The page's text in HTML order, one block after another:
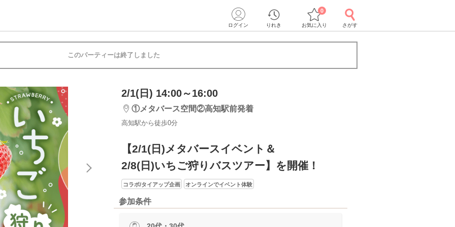
ログイン りれき お気に入り
0
さがす
このパーティーは終了しました
2/1(日) 14:00～16:00
①メタバース空間②高知駅前発着
高知駅から徒歩0分
【2/1(日)メタバースイベント＆
2/8(日)いちご狩りバスツアー】を開催！
コラボ/タイアップ企画 オンラインでイベント体験
参加条件